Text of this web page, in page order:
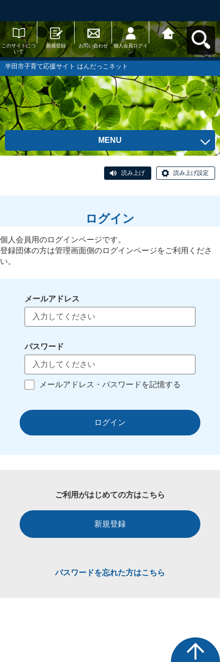
このサイトにつ
いて
新規登録 お問い合わせ
個人会員ログイ
ン
半田市子育て応
援サイト はんだ
っこネットへ戻
半田市子育て応援サイト はんだっこネット
MENU
読み上げ 読み上げ設定
ログイン
個人会員用のログインページです。
登録団体の方は管理画面側のログインページをご利用くださ
い。
メールアドレス
パスワード
メールアドレス・パスワードを記憶する
ログイン
ご利用がはじめての方はこちら
新規登録
パスワードを忘れた方はこちら